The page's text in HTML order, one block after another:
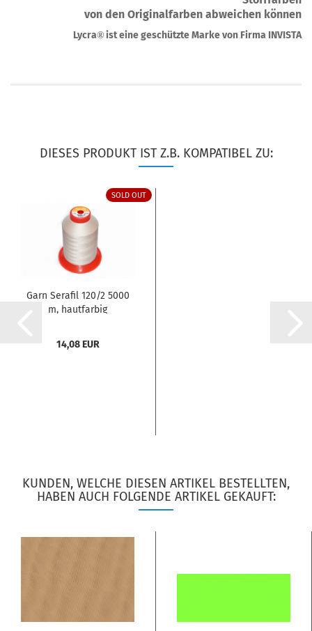
von den Originalfarben abweichen können
Lycra® ist eine geschützte Marke von Firma INVISTA
DIESES PRODUKT IST Z.B. KOMPATIBEL ZU:
SOLD OUT
Garn Serafil 120/2 5000
m, hautfarbig
14,08 EUR
KUNDEN, WELCHE DIESEN ARTIKEL BESTELLTEN,
HABEN AUCH FOLGENDE ARTIKEL GEKAUFT: